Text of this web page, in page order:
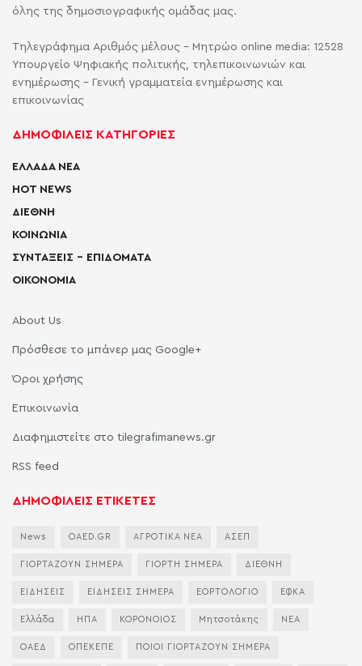
όλης της δημοσιογραφικής ομάδας μας.
Τηλεγράφημα Αριθμός μέλους - Μητρώο online media: 12528
Υπουργείο Ψηφιακής πολιτικής, τηλεπικοινωνιών και
ενημέρωσης - Γενική γραμματεία ενημέρωσης και
επικοινωνίας
ΔΗΜΟΦΙΛΕΙΣ ΚΑΤΗΓΟΡΙΕΣ
ΕΛΛΑΔΑ ΝΕΑ
HOT NEWS
ΔΙΕΘΝΗ
ΚΟΙΝΩΝΙΑ
ΣΥΝΤΑΞΕΙΣ – ΕΠΙΔΟΜΑΤΑ
ΟΙΚΟΝΟΜΙΑ
About Us
Πρόσθεσε το μπάνερ μας Google+
Όροι χρήσης
Επικοινωνία
Διαφημιστείτε στο tilegrafimanews.gr
RSS feed
ΔΗΜΟΦΙΛΕΙΣ ΕΤΙΚΕΤΕΣ
News OAED.GR ΑΓΡΟΤΙΚΑ ΝΕΑ ΑΣΕΠ
ΓΙΟΡΤΑΖΟΥΝ ΣΗΜΕΡΑ ΓΙΟΡΤΗ ΣΗΜΕΡΑ ΔΙΕΘΝΗ
ΕΙΔΗΣΕΙΣ ΕΙΔΗΣΕΙΣ ΣΗΜΕΡΑ ΕΟΡΤΟΛΟΓΙΟ ΕΦΚΑ
Ελλάδα ΗΠΑ ΚΟΡΟΝΟΙΟΣ Μητσοτάκης ΝΕΑ
ΟΑΕΔ ΟΠΕΚΕΠΕ ΠΟΙΟΙ ΓΙΟΡΤΑΖΟΥΝ ΣΗΜΕΡΑ